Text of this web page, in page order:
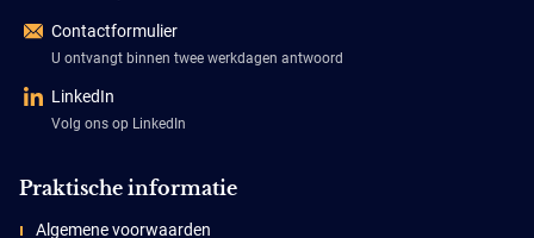
Contactformulier
U ontvangt binnen twee werkdagen antwoord
LinkedIn
Volg ons op LinkedIn
Praktische informatie
Algemene voorwaarden